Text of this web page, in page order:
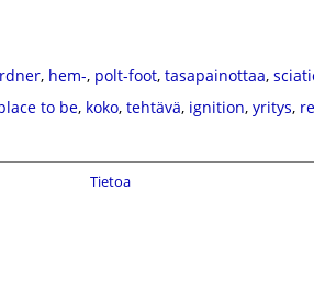
, hem-, polt-foot, tasapainottaa,
to be, koko, tehtävä, ignition, yritys,
Tietoa